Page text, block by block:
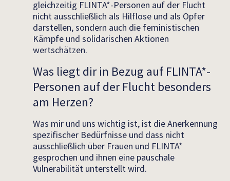
gleichzeitig FLINTA*-Personen auf der Flucht
nicht ausschließlich als Hilflose und als Opfer
darstellen, sondern auch die feministischen
Kämpfe und solidarischen Aktionen
wertschätzen.
Was liegt dir in Bezug auf FLINTA*-
Personen auf der Flucht besonders
am Herzen?
Was mir und uns wichtig ist, ist die Anerkennung
spezifischer Bedürfnisse und dass nicht
ausschließlich über Frauen und FLINTA*
gesprochen und ihnen eine pauschale
Vulnerabilität unterstellt wird.